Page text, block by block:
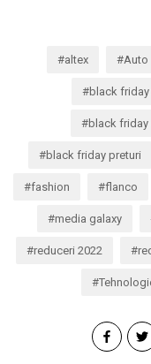
altex Auto
black friday
black friday
black friday preturi
fashion flanco
media galaxy
reduceri 2022